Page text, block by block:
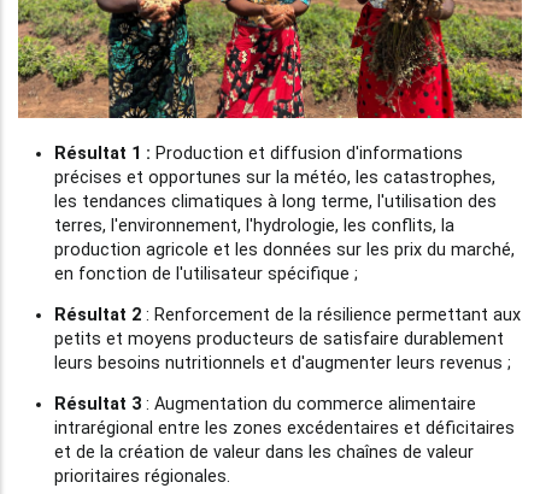
Résultat 1 : Production et diffusion d'informations
précises et opportunes sur la météo, les catastrophes,
les tendances climatiques à long terme, l'utilisation des
terres, l'environnement, l'hydrologie, les conflits, la
production agricole et les données sur les prix du marché,
en fonction de l'utilisateur spécifique ;
Résultat 2 : Renforcement de la résilience permettant aux
petits et moyens producteurs de satisfaire durablement
leurs besoins nutritionnels et d'augmenter leurs revenus ;
Résultat 3 : Augmentation du commerce alimentaire
intrarégional entre les zones excédentaires et déficitaires
et de la création de valeur dans les chaînes de valeur
prioritaires régionales.